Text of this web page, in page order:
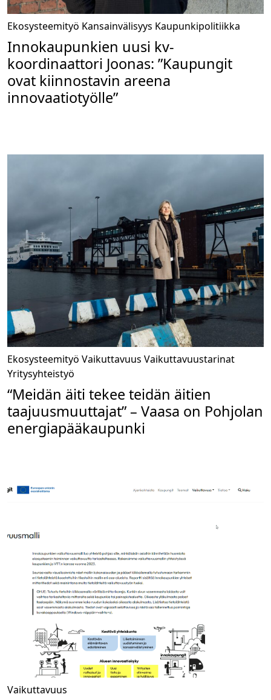
Ekosysteemityö Kansainvälisyys Kaupunkipolitiikka
Innokaupunkien uusi kv-
koordinaattori Joonas: ”Kaupungit
ovat kiinnostavin areena
innovaatiotyölle”
Ekosysteemityö Vaikuttavuus Vaikuttavuustarinat
Yritysyhteistyö
“Meidän äiti tekee teidän äitien
taajuusmuuttajat” – Vaasa on Pohjolan
energiapääkaupunki
Vaikuttavuus